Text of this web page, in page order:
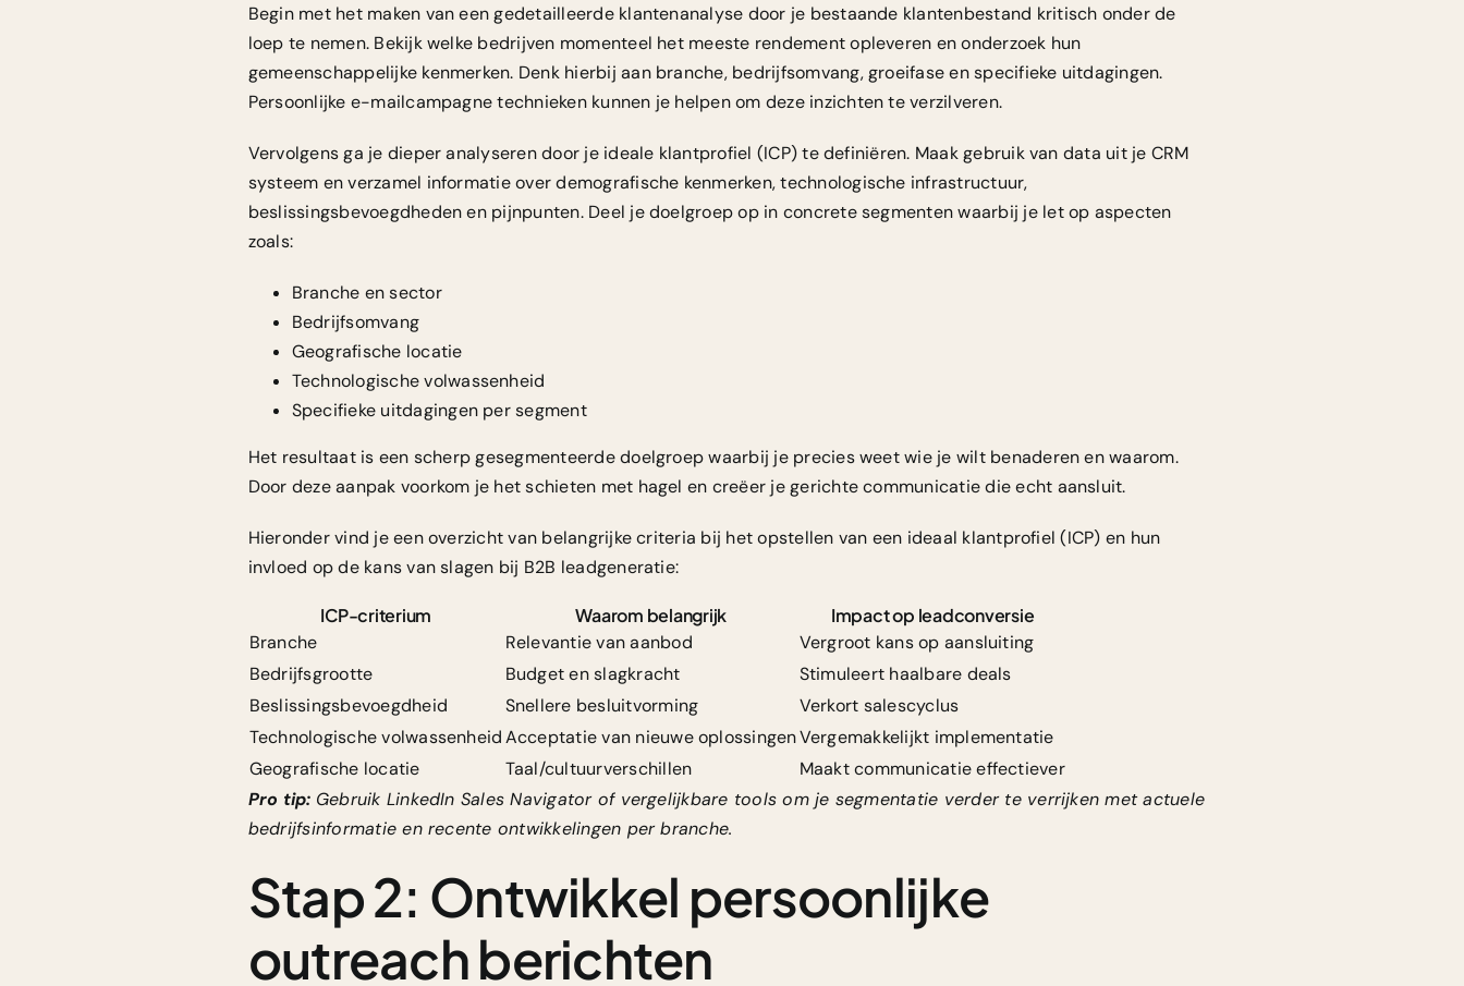
Begin met het maken van een gedetailleerde klantenanalyse door je bestaande klantenbestand kritisch onder de
loep te nemen. Bekijk welke bedrijven momenteel het meeste rendement opleveren en onderzoek hun
gemeenschappelijke kenmerken. Denk hierbij aan branche, bedrijfsomvang, groeifase en specifieke uitdagingen.
Persoonlijke e-mailcampagne techniekenkunnen je helpen om deze inzichten te verzilveren.
Vervolgens ga je dieper analyseren door je ideale klantprofiel (ICP) te definiëren. Maak gebruik van data uit je CRM
systeem en verzamel informatie over demografische kenmerken, technologische infrastructuur,
beslissingsbevoegdheden en pijnpunten. Deel je doelgroep op in concrete segmenten waarbij je let op aspecten
zoals:
Branche en sector
Bedrijfsomvang
Geografische locatie
Technologische volwassenheid
Specifieke uitdagingen per segment
Het resultaat is een scherp gesegmenteerde doelgroep waarbij je precies weet wie je wilt benaderen en waarom.
Door deze aanpak voorkom je het schieten met hagel en creëer je gerichte communicatie die echt aansluit.
Hieronder vind je een overzicht van belangrijke criteria bij het opstellen van een ideaal klantprofiel (ICP) en hun
invloed op de kans van slagen bij B2B leadgeneratie:
ICP-criterium Waarom belangrijk
Impact op leadconversie
Branche
Relevantie van aanbod
Vergroot kans op aansluiting
Bedrijfsgrootte
Budget en slagkracht
Stimuleert haalbare deals
Beslissingsbevoegdheid
Snellere besluitvorming
Verkort salescyclus
Technologische volwassenheidAcceptatie van nieuwe oplossingenVergemakkelijkt implementatie
Geografische locatie
Taal/cultuurverschillen
Maakt communicatie effectiever
Pro tip: Gebruik LinkedIn Sales Navigator of vergelijkbare tools om je segmentatie verder te verrijken met actuele
bedrijfsinformatie en recente ontwikkelingen per branche.
Stap 2: Ontwikkel persoonlijke
outreach berichten